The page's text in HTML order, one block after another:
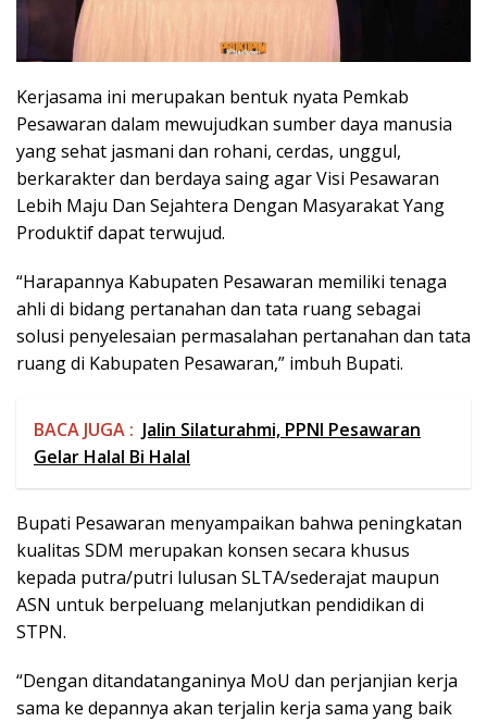
Kerjasama ini merupakan bentuk nyata Pemkab
Pesawaran dalam mewujudkan sumber daya manusia
yang sehat jasmani dan rohani, cerdas, unggul,
berkarakter dan berdaya saing agar Visi Pesawaran
Lebih Maju Dan Sejahtera Dengan Masyarakat Yang
Produktif dapat terwujud.
“Harapannya Kabupaten Pesawaran memiliki tenaga
ahli di bidang pertanahan dan tata ruang sebagai
solusi penyelesaian permasalahan pertanahan dan tata
ruang di Kabupaten Pesawaran,” imbuh Bupati.
BACA JUGA : Jalin Silaturahmi, PPNI Pesawaran
Gelar Halal Bi Halal
Bupati Pesawaran menyampaikan bahwa peningkatan
kualitas SDM merupakan konsen secara khusus
kepada putra/putri lulusan SLTA/sederajat maupun
ASN untuk berpeluang melanjutkan pendidikan di
STPN.
“Dengan ditandatanganinya MoU dan perjanjian kerja
sama ke depannya akan terjalin kerja sama yang baik